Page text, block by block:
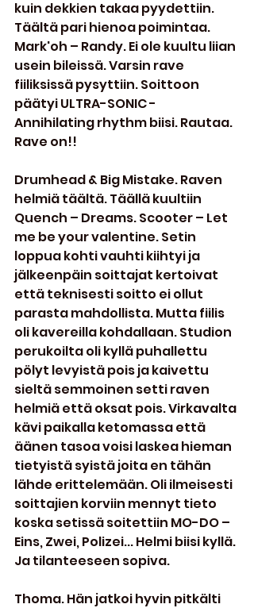
kuin dekkien takaa pyydettiin.
Täältä pari hienoa poimintaa.
Mark'oh – Randy. Ei ole kuultu liian
usein bileissä. Varsin rave
fiiliksissä pysyttiin. Soittoon
päätyi ULTRA-SONIC -
Annihilating rhythm biisi. Rautaa.
Rave on!!
Drumhead & Big Mistake. Raven
helmiä täältä. Täällä kuultiin
Quench – Dreams. Scooter – Let
me be your valentine. Setin
loppua kohti vauhti kiihtyi ja
jälkeenpäin soittajat kertoivat
että teknisesti soitto ei ollut
parasta mahdollista. Mutta fiilis
oli kavereilla kohdallaan. Studion
perukoilta oli kyllä puhallettu
pölyt levyistä pois ja kaivettu
sieltä semmoinen setti raven
helmiä että oksat pois. Virkavalta
kävi paikalla ketomassa että
äänen tasoa voisi laskea hieman
tietyistä syistä joita en tähän
lähde erittelemään. Oli ilmeisesti
soittajien korviin mennyt tieto
koska setissä soitettiin MO-DO –
Eins, Zwei, Polizei... Helmi biisi kyllä.
Ja tilanteeseen sopiva.
Thoma. Hän jatkoi hyvin pitkälti